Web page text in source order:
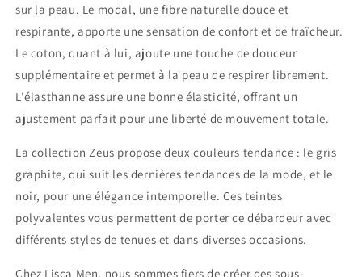
sur la peau. Le modal, une fibre naturelle douce et
respirante, apporte une sensation de confort et de fraîcheur.
Le coton, quant à lui, ajoute une touche de douceur
supplémentaire et permet à la peau de respirer librement.
L'élasthanne assure une bonne élasticité, offrant un
ajustement parfait pour une liberté de mouvement totale.
La collection Zeus propose deux couleurs tendance : le gris
graphite, qui suit les dernières tendances de la mode, et le
noir, pour une élégance intemporelle. Ces teintes
polyvalentes vous permettent de porter ce débardeur avec
différents styles de tenues et dans diverses occasions.
Chez Lisca Men, nous sommes fiers de créer des sous-